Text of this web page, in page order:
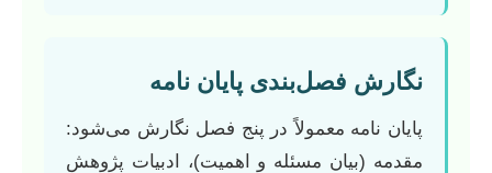
نگارش فصل‌بندی پایان نامه
پایان نامه معمولاً در پنج فصل نگارش می‌شود:
مقدمه (بیان مسئله و اهمیت)، ادبیات پژوهش